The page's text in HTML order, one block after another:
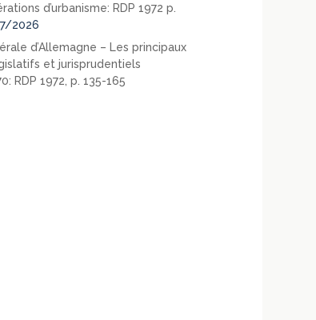
d’urbanisme: RDP 1972 p.
2026
d’Allemagne – Les principaux
et jurisprudentiels
RDP 1972, p. 135-165